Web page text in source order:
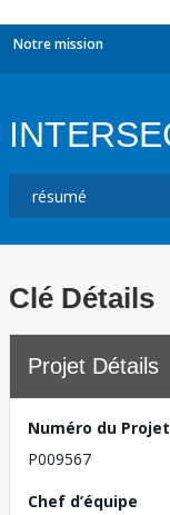
Notre mission
Clé Détails
Projet Détails
Numéro du Projet
P009567
Chef d’équipe